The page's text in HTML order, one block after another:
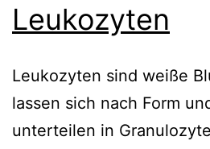
Leukozyten
Leukozyten sind weiße
lassen sich nach Form
unterteilen in